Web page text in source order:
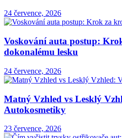
24 července, 2026
Voskování auta postup:
dokonalému lesku
24 července, 2026
Matný Vzhled vs Lesklý
Autokosmetiky
23 července, 2026